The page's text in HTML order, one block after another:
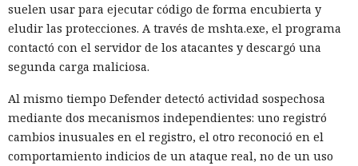
suelen usar para ejecutar código de forma encubierta y
eludir las protecciones. A través de mshta.exe, el programa
contactó con el servidor de los atacantes y descargó una
segunda carga maliciosa.
Al mismo tiempo Defender detectó actividad sospechosa
mediante dos mecanismos independientes: uno registró
cambios inusuales en el registro, el otro reconoció en el
comportamiento indicios de un ataque real, no de un uso